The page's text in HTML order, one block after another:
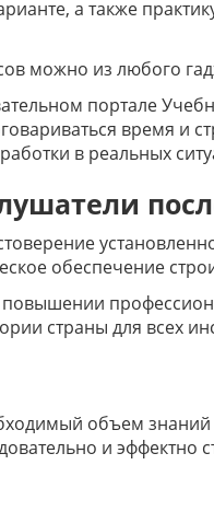
а также
можно из любого
портале
время и
в реальных
обеспечение
страны для всех
объем
и эффектно